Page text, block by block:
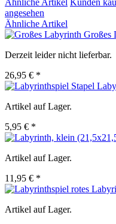
Ähnliche Artikel Kunden
angesehen
Ähnliche Artikel
Großes
Derzeit leider nicht lieferbar.
26,95 € *
Artikel auf Lager.
5,95 € *
Artikel auf Lager.
11,95 € *
Artikel auf Lager.